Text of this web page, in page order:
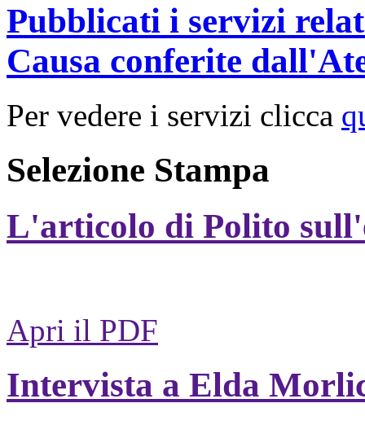
Pubblicati i servizi
Causa conferite
Per vedere i servizi clicca
Selezione Stampa
L'articolo di Polito
Apri il PDF
Intervista a Elda